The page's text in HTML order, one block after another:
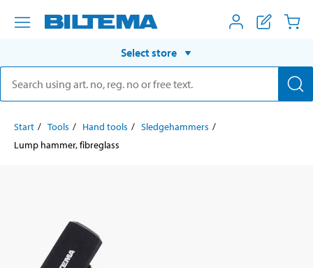
Select store
Start Tools Hand tools
Sledgehammers
Lump hammer, fibreglass